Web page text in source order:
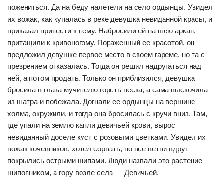
пожениться. Да на беду налетели на село ордынцы. Увидел
их вожак, как купалась в реке девушка невиданной красы, и
приказал привести к нему. Набросили ей на шею аркан,
притащили к кривоногому. Пораженный ее красотой, он
предложил девушке первое место в своем гареме, но та с
презрением отказалась. Тогда он решил надругаться над
ней, а потом продать. Только он приблизился, девушка
бросила в глаза мучителю горсть песка, а сама выскочила
из шатра и побежала. Догнали ее ордынцы на вершине
холма, окружили, и тогда она бросилась с кручи вниз. Там,
где упали на землю капли девичьей крови, вырос
невиданный доселе куст с розовыми цветками. Увидел их
вожак кочевников, хотел сорвать, но все ветви вдруг
покрылись острыми шипами. Люди назвали это растение
шиповником, а гору возле села — Девичьей.